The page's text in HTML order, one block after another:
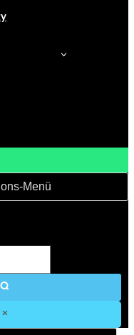
Menü